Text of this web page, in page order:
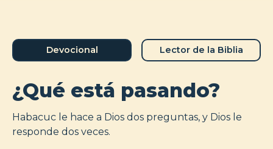
Devocional Lector de la Biblia
¿Qué está pasando?
Habacuc le hace a Dios dos preguntas, y Dios le
responde dos veces.